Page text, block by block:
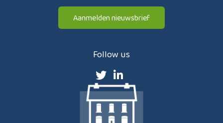
Aanmelden nieuwsbrief
Follow us